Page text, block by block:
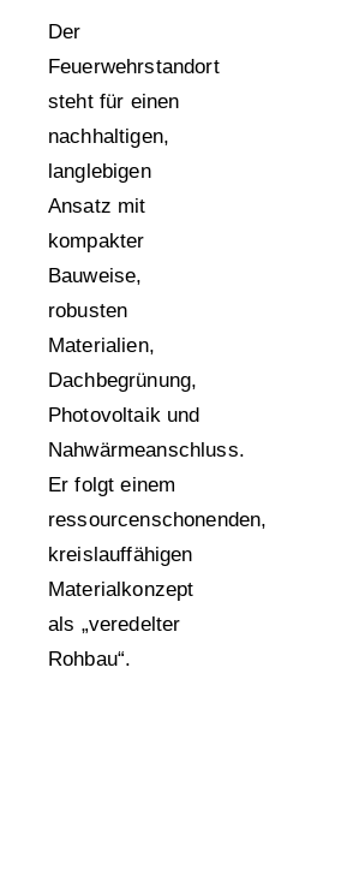
Der
Feuerwehrstandort
steht für einen
nachhaltigen,
langlebigen
Ansatz mit
kompakter
Bauweise,
robusten
Materialien,
Dachbegrünung,
Photovoltaik und
Nahwärmeanschluss.
Er folgt einem
ressourcenschonenden,
kreislauffähigen
Materialkonzept
als „veredelter
Rohbau“.